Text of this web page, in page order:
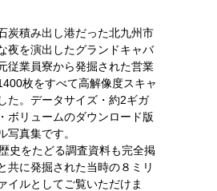
炭積み出し港だった北九州市
夜を演出したグランドキャバ
従業員寮から発掘された営業
枚をすべて高解像度スキャ
た。データサイズ・約2ギガ
リュームのダウンロード版
写真集です。
史をたどる調査資料も完全掲
共に発掘された当時の８ミリ
イルとしてご覧いただけま